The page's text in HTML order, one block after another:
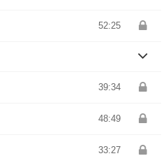
52:25
39:34
48:49
33:27